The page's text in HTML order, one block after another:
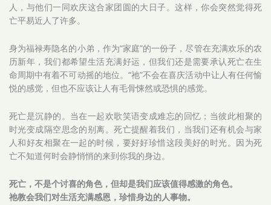
人，与他们一同欢庆这合家团圆的大日子。这样，你会突然觉得死
亡平易近人了许多。
身为福禄寿隐名的小弟，作为“家庭”的一份子，尽管在充满欢乐的农
历新年，我们都希望生活充满好运，但我们还是需要承认死亡在生
命周期中有着不可动摇的地位。“祂”不会在喜庆活动中让人有任何愉
悦的感觉，但也不应该让人有毛骨悚然或恐惧的感觉。
死亡是沉静的。当在一起欢歌笑语变成难忘的回忆；当彼此相聚的
时光变成隔空思念的别离。死亡提醒着我们，当我们还有机会与家
人和好友相聚在一起的时候，要好好珍惜这段美好的时光。因为死
亡不知道何时会静悄悄的来到你我的身边。
死亡，不是个讨喜的角色，但却是我们应该值得感激的角色。
祂教会我们对生活充满感恩，珍惜身边的人事物。